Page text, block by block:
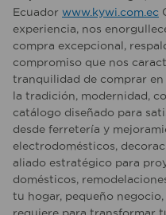
Ecuador www.kywi.com.ec
experiencia, nos
compra excepcional,
compromiso que nos
tranquilidad de comprar en
la tradición, modernidad,
catálogo diseñado para
desde ferretería y
electrodomésticos,
aliado estratégico para
domésticos,
tu hogar, pequeño